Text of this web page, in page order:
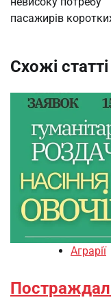
пасажирів
Схожі статті
Аграрії